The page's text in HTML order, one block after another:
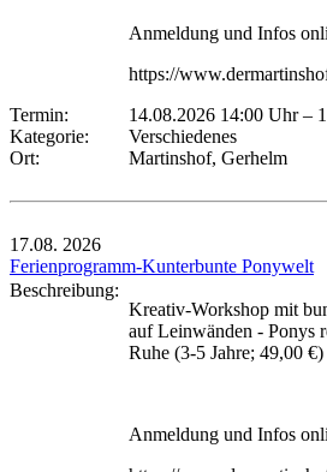
Anmeldung und Infos
https://
Termin:
14.08.2026 14:00 Uhr–
Kategorie:
Verschiedenes
Ort:
Martinshof, Gerhelm
17.08. 2026
Ferienprogramm-Kunterbunte Ponywelt
Beschreibung:
Kreativ-Workshop mit
auf Leinwänden - Ponys
Ruhe (3-5 Jahre; 49,00 €)
Anmeldung und Infos